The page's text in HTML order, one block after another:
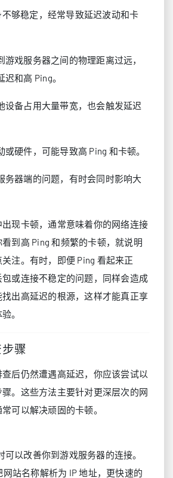
不够稳定，经常导致延迟波动和卡
游戏服务器之间的物理距离过远，
和高 Ping。
设备占用大量带宽，也会触发延迟
或硬件，可能导致高 Ping 和卡顿。
务器端的问题，有时会同时影响大
现卡顿，通常意味着你的网络连接
到高 Ping 和频繁的卡顿，就说明
注。有时，即便 Ping 看起来正
或连接不稳定的问题，同样会造成
出高延迟的根源，这样才能真正享
。
骤
后仍然遭遇高延迟，你应该尝试以
。这些方法主要针对更深层次的网
可以解决顽固的卡顿。
可以改善你到游戏服务器的连接。
网站名称解析为 IP 地址，更快速的